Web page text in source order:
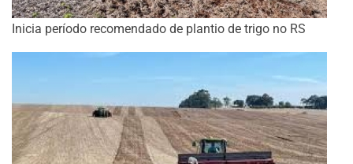
Inicia período recomendado de plantio de trigo no RS